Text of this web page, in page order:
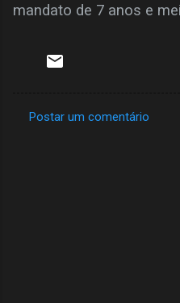
mandato de 7 anos e
Postar um comentário